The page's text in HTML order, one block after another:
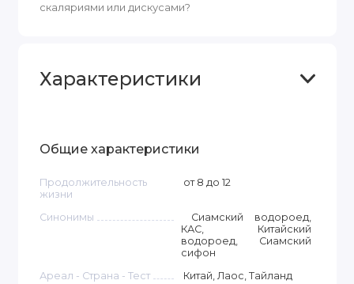
скаляриями или дискусами?
Характеристики
Общие характеристики
Продолжительность
жизни
от 8 до 12
Синонимы
Сиамский водороед,
КАС, Китайский
водороед, Сиамский
сифон
Ареал - Страна - Тест
Китай, Лаос, Тайланд